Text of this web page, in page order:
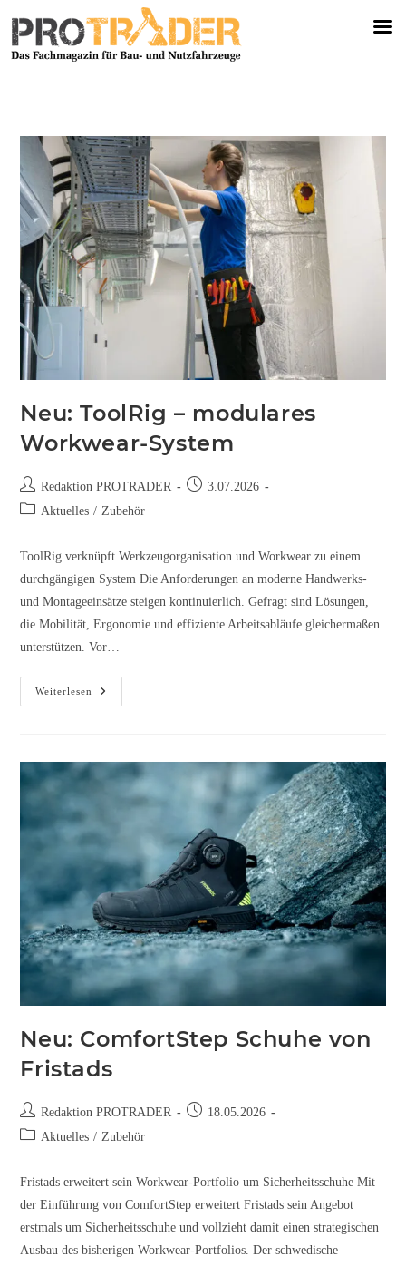
Neu: ToolRig – modulares
Workwear-System
Redaktion PROTRADER
3.07.2026
Aktuelles / Zubehör
ToolRig verknüpft Werkzeugorganisation und Workwear zu einem
durchgängigen System Die Anforderungen an moderne Handwerks-
und Montageeinsätze steigen kontinuierlich. Gefragt sind Lösungen,
die Mobilität, Ergonomie und effiziente Arbeitsabläufe gleichermaßen
unterstützen. Vor…
Weiterlesen
Neu: ComfortStep Schuhe von
Fristads
Redaktion PROTRADER
18.05.2026
Aktuelles / Zubehör
Fristads erweitert sein Workwear-Portfolio um Sicherheitsschuhe Mit
der Einführung von ComfortStep erweitert Fristads sein Angebot
erstmals um Sicherheitsschuhe und vollzieht damit einen strategischen
Ausbau des bisherigen Workwear-Portfolios. Der schwedische